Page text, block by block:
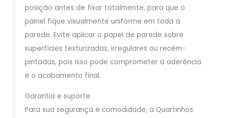
posição antes de fixar totalmente, para que o
painel fique visualmente uniforme em toda a
parede. Evite aplicar o papel de parede sobre
superfícies texturizadas, irregulares ou recém-
pintadas, pois isso pode comprometer a aderência
e o acabamento final.
Garantia e suporte
Para sua segurança e comodidade, a Quartinhos